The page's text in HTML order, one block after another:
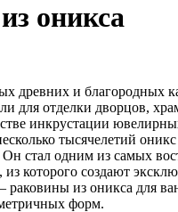
оникса
древних и благородных
для отделки дворцов,
инкрустации
тысячелетий
Он стал одним из самых
которого создают
раковины из оникса для
форм.